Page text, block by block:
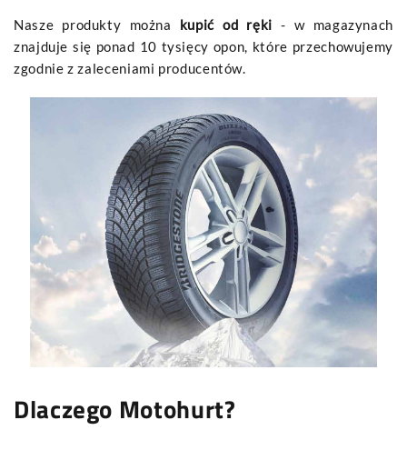
Nasze produkty można kupić od ręki - w magazynach
znajduje się ponad 10 tysięcy opon, które przechowujemy
zgodnie z zaleceniami producentów.
Dlaczego Motohurt?